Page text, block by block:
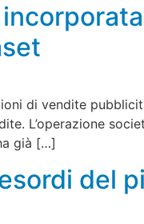
di vendite
L’operazione
già […]
del